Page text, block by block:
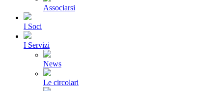
Associarsi
I Soci
I Servizi
News
Le circolari